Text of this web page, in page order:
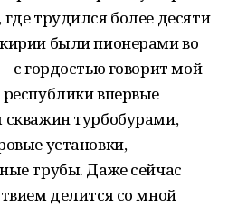
трудился более десяти
были пионерами во
с гордостью говорит мой
впервые
скважин турбобурами,
установки,
трубы. Даже сейчас
делится со мной